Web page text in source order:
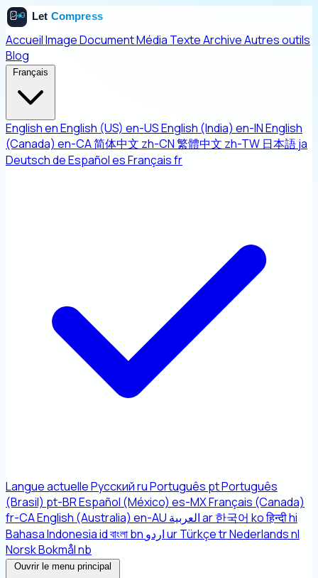
AccueilImageDocumentMédia TexteArchiveAutres outils
Blog
Français
EnglishenEnglish (US) en-USEnglish (India) en-INEnglish
(Canada) en-CA简体中文 zh-CN繁體中文 zh-TW 日本語ja
DeutschdeEspañolesFrançaisfr
Langue actuelleРусскийruPortuguês ptPortuguês
(Brasil) pt-BREspañol (México) es-MXFrançais (Canada)
fr-CAEnglish (Australia) en-AU العربيةar한국어 koहिन्दीhi
Bahasa Indonesiaidবাংলাbn اردوurTürkçetrNederlandsnl
Norsk Bokmålnb
Ouvrir le menu principal